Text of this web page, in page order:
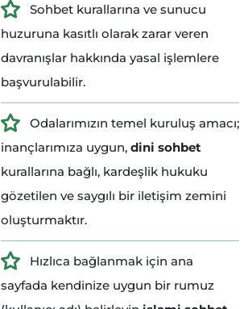
Sohbet kurallarına ve sunucu
huzuruna kasıtlı olarak zarar veren
davranışlar hakkında yasal işlemlere
başvurulabilir.
Odalarımızın temel kuruluş amacı;
inançlarımıza uygun, dini sohbet
kurallarına bağlı, kardeşlik hukuku
gözetilen ve saygılı bir iletişim zemini
oluşturmaktır.
Hızlıca bağlanmak için ana
sayfada kendinize uygun bir rumuz